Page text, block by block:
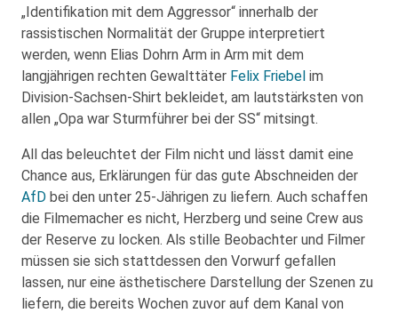
„Identifikation mit dem Aggressor“ innerhalb der
rassistischen Normalität der Gruppe interpretiert
werden, wenn Elias Dohrn Arm in Arm mit dem
langjährigen rechten Gewalttäter Felix Friebel im
Division-Sachsen-Shirt bekleidet, am lautstärksten von
allen „Opa war Sturmführer bei der SS“ mitsingt.
All das beleuchtet der Film nicht und lässt damit eine
Chance aus, Erklärungen für das gute Abschneiden der
AfD bei den unter 25-Jährigen zu liefern. Auch schaffen
die Filmemacher es nicht, Herzberg und seine Crew aus
der Reserve zu locken. Als stille Beobachter und Filmer
müssen sie sich stattdessen den Vorwurf gefallen
lassen, nur eine ästhetischere Darstellung der Szenen zu
liefern, die bereits Wochen zuvor auf dem Kanal von